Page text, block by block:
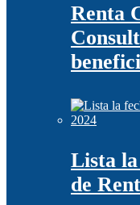
Renta
Lista
de